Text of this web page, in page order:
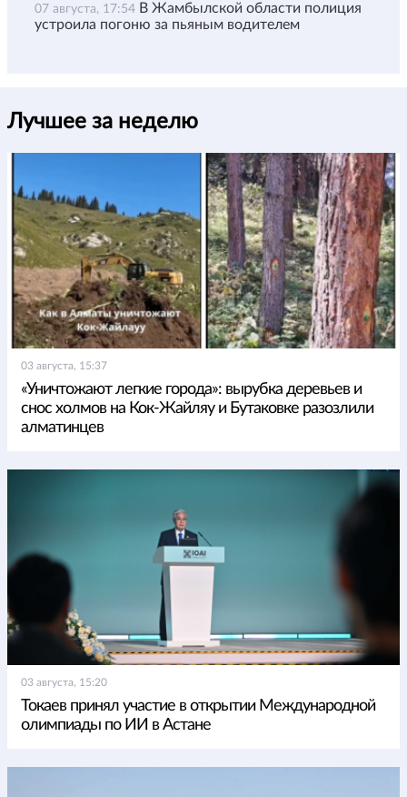
07 августа, 17:54 В Жамбылской области полиция
устроила погоню за пьяным водителем
Лучшее за неделю
03 августа, 15:37
«Уничтожают легкие города»: вырубка деревьев и
снос холмов на Кок-Жайляу и Бутаковке разозлили
алматинцев
03 августа, 15:20
Токаев принял участие в открытии Международной
олимпиады по ИИ в Астане